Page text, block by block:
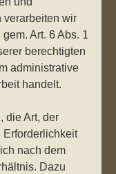
verarbeiten wir
Art. 6 Abs. 1
berechtigten
administrative
handelt.
die Art, der
Erforderlichkeit
nach dem
Dazu